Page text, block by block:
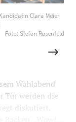
Clara Meier
Foto: Stefan Rosenfeld
Wahlabend
Tür werden die
diskutiert.